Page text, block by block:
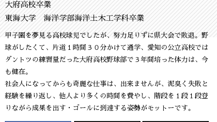
大府高校卒業
東海大学 海洋学部海洋土木工学科卒業
甲子園を夢見る高校球児でしたが、努力足りずに県大会で敗退。野
球がしたくて、片道１時間３０分かけて通学、愛知の公立高校では
ダントツの練習量だった大府高校野球部で３年間培った体力は、今
も健在。
社会人になってからも奇麗な仕事は、出来ませんが、泥臭く失敗と
経験を繰り返し、他人より多くの時間を費やし、階段を１段１段登
りながら成果を出す・ゴールに到達する姿勢がモットーです。